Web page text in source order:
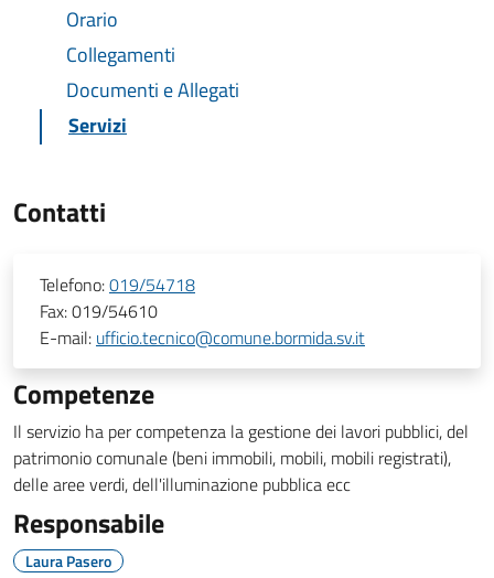
Orario
Collegamenti
Documenti e Allegati
Servizi
Contatti
Telefono:019/54718
Fax:019/54610
E-mail: ufficio.tecnico@comune.bormida.sv.it
Competenze
Il servizio ha per competenza la gestione dei lavori pubblici, del
patrimonio comunale (beni immobili, mobili, mobili registrati),
delle aree verdi, dell'illuminazione pubblica ecc
Responsabile
Laura Pasero